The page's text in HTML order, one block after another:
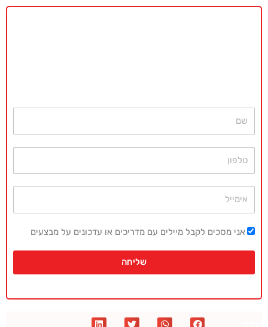
אני מסכים לקבל מיילים עם מדריכים או עדכונים על מבצעים
שליחה